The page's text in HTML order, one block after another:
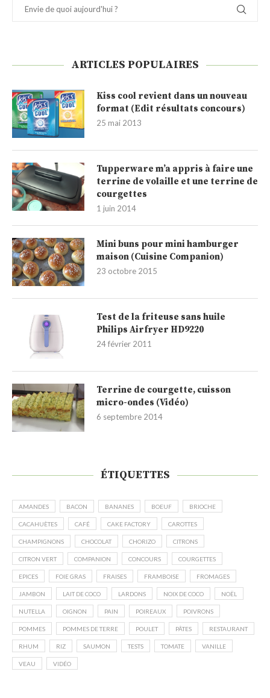
ARTICLES POPULAIRES
Kiss cool revient dans un nouveau
format (Edit résultats concours)
25 mai 2013
Tupperware m’a appris à faire une
terrine de volaille et une terrine de
courgettes
1 juin 2014
Mini buns pour mini hamburger
maison (Cuisine Companion)
23 octobre 2015
Test de la friteuse sans huile
Philips Airfryer HD9220
24 février 2011
Terrine de courgette, cuisson
micro-ondes (Vidéo)
6 septembre 2014
ÉTIQUETTES
AMANDES BACON BANANES BOEUF BRIOCHE
CACAHUÈTES CAFÉ CAKE FACTORY CAROTTES
CHAMPIGNONS CHOCOLAT CHORIZO CITRONS
CITRON VERT COMPANION CONCOURS COURGETTES
EPICES FOIE GRAS FRAISES FRAMBOISE FROMAGES
JAMBON LAIT DE COCO LARDONS NOIX DE COCO NOËL
NUTELLA OIGNON PAIN POIREAUX POIVRONS
POMMES POMMES DE TERRE POULET PÂTES RESTAURANT
RHUM RIZ SAUMON TESTS TOMATE VANILLE
VEAU VIDÉO